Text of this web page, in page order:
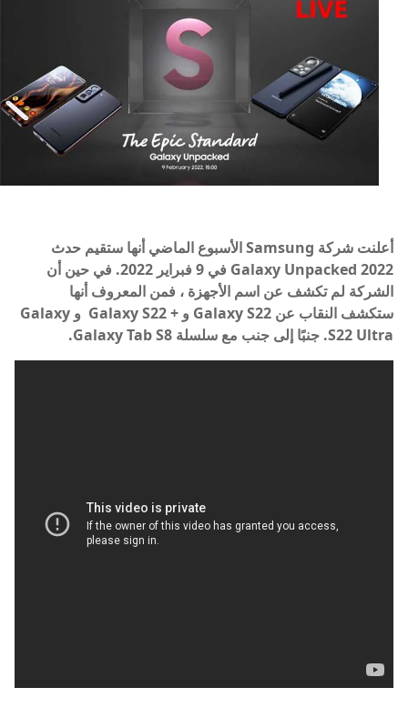
أعلنت شركة Samsung الأسبوع الماضي أنها ستقيم حدث
Galaxy Unpacked 2022 في 9 فبراير 2022. في حين أن
الشركة لم تكشف عن اسم الأجهزة ، فمن المعروف أنها
ستكشف النقاب عن Galaxy S22 و + Galaxy S22 و Galaxy
S22 Ultra. جنبًا إلى جنب مع سلسلة Galaxy Tab S8.